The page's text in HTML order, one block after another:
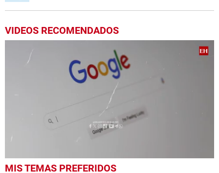
VIDEOS RECOMENDADOS
seconds
MIS TEMAS PREFERIDOS